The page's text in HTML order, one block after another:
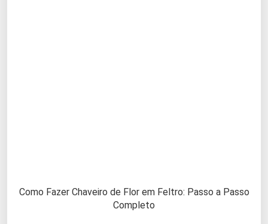
Como Fazer Chaveiro de Flor em Feltro: Passo a Passo
Completo